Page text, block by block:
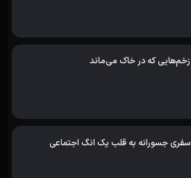
زخم‌هایی که در خاک می‌ماند
سفری جسورانه به قلب یک انگ اجتماعی